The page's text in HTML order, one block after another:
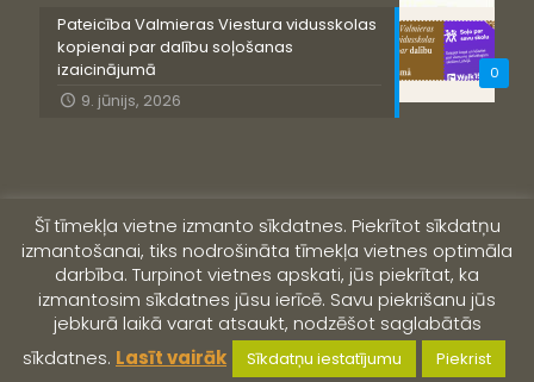
0
Pateicība Valmieras Viestura vidusskolas
kopienai par dalību soļošanas
izaicinājumā
9. jūnijs, 2026
© 2019 Valmieras Viestura vidusskola
Šī tīmekļa vietne izmanto sīkdatnes. Piekrītot sīkdatņu
izmantošanai, tiks nodrošināta tīmekļa vietnes optimāla
darbība. Turpinot vietnes apskati, jūs piekrītat, ka
izmantosim sīkdatnes jūsu ierīcē. Savu piekrišanu jūs
jebkurā laikā varat atsaukt, nodzēšot saglabātās
sīkdatnes. Lasīt vairāk Sīkdatņu iestatījumu Piekrist